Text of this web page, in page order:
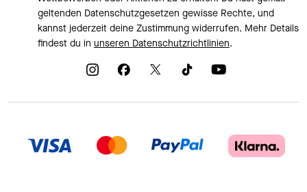
geltenden Datenschutzgesetzen gewisse Rechte, und
kannst jederzeit deine Zustimmung widerrufen. Mehr Details
findest du in unseren Datenschutzrichtlinien.